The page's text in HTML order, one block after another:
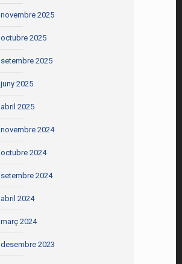
novembre 2025
octubre 2025
setembre 2025
juny 2025
abril 2025
novembre 2024
octubre 2024
setembre 2024
abril 2024
març 2024
desembre 2023